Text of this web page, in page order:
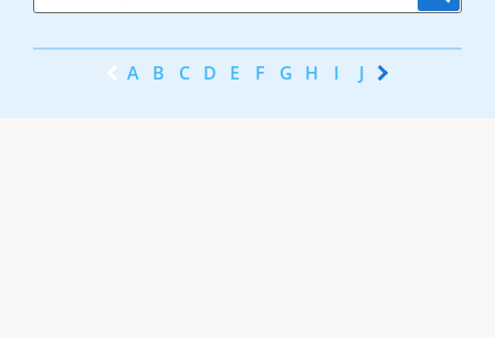
A B C D E F G H I J K